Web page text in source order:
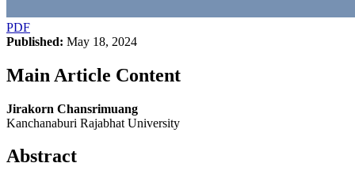
PDF
Published: May 18, 2024
Main Article Content
Jirakorn Chansrimuang
Kanchanaburi Rajabhat University
Abstract